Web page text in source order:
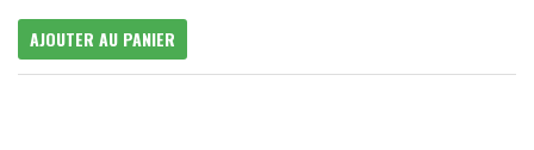
AJOUTER AU PANIER